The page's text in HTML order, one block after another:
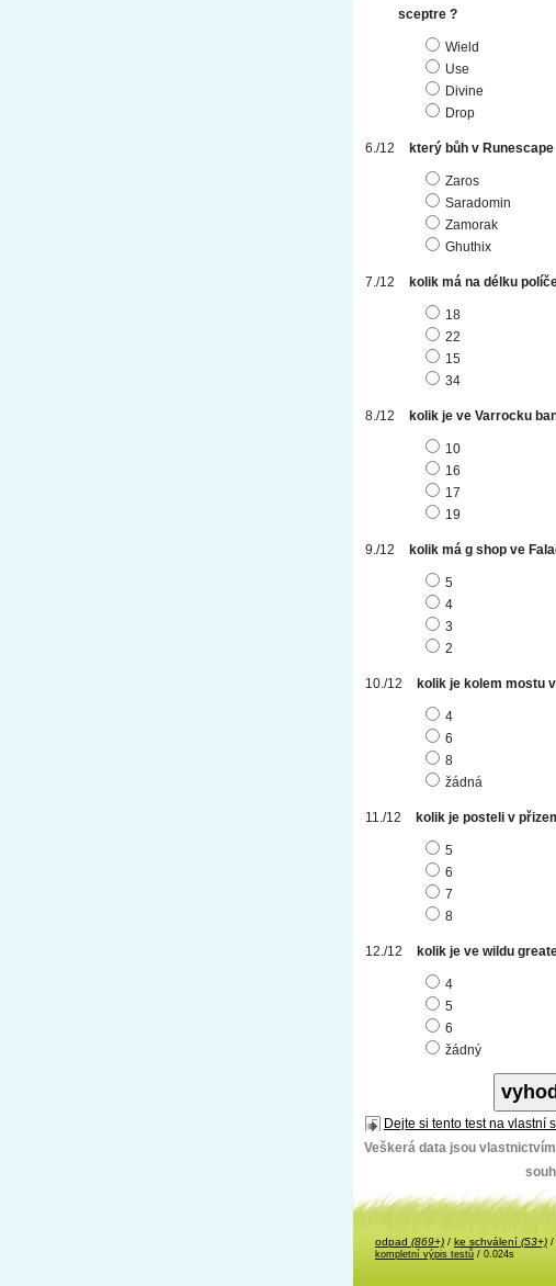
sceptre ?
Wield
Use
Divine
Drop
který bůh v Runescape
Zaros
Saradomin
Zamorak
Ghuthix
kolik má na délku
18
22
15
34
kolik je ve Varrocku
10
16
17
19
kolik má g shop ve
5
4
3
2
kolik je kolem mostu
4
6
8
žádná
kolik je posteli v
5
6
7
8
kolik je ve wildu
4
5
6
žádný
Dejte si tento test na vlastní
Veškerá data jsou
odpad (869+) / ke schválení (53+) /
kompletní výpis testů / 0.024s